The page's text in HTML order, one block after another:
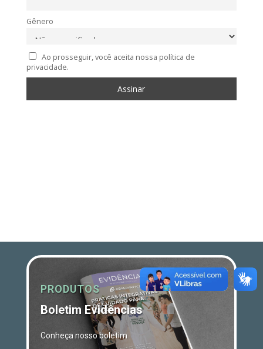
Gênero
Ao prosseguir, você aceita nossa política de
privacidade.
PRODUTOS
Boletim Evidências
Conheça nosso boletim